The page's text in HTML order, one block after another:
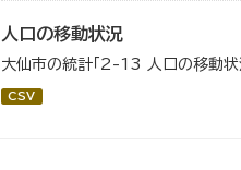
人口の移動状況
大仙市の統計「2-13 人口の移動状
CSV